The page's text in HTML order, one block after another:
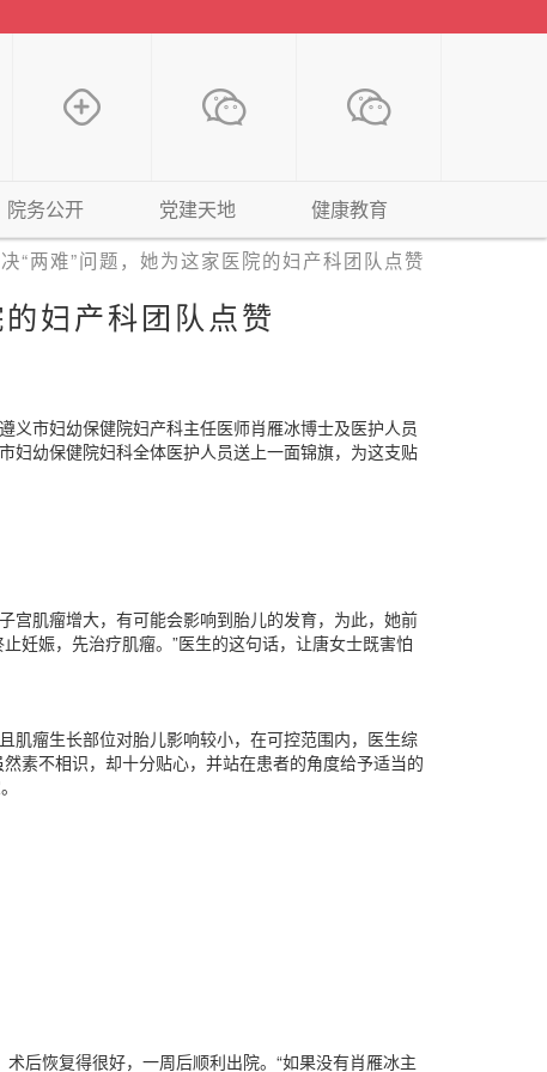
院务公开 党建天地 健康教育
“两难”问题，她为这家医院的妇产科团队点赞
妇产科团队点赞
市妇幼保健院妇产科主任医师肖雁冰博士及医护人员
妇幼保健院妇科全体医护人员送上一面锦旗，为这支贴
肌瘤增大，有可能会影响到胎儿的发育，为此，她前
妊娠，先治疗肌瘤。”医生的这句话，让唐女士既害怕
瘤生长部位对胎儿影响较小，在可控范围内，医生综
素不相识，却十分贴心，并站在患者的角度给予适当的
后恢复得很好，一周后顺利出院。“如果没有肖雁冰主